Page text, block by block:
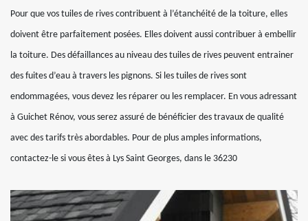
Pour que vos tuiles de rives contribuent à l’étanchéité de la toiture, elles
doivent être parfaitement posées. Elles doivent aussi contribuer à embellir
la toiture. Des défaillances au niveau des tuiles de rives peuvent entrainer
des fuites d’eau à travers les pignons. Si les tuiles de rives sont
endommagées, vous devez les réparer ou les remplacer. En vous adressant
à Guichet Rénov, vous serez assuré de bénéficier des travaux de qualité
avec des tarifs très abordables. Pour de plus amples informations,
contactez-le si vous êtes à Lys Saint Georges, dans le 36230